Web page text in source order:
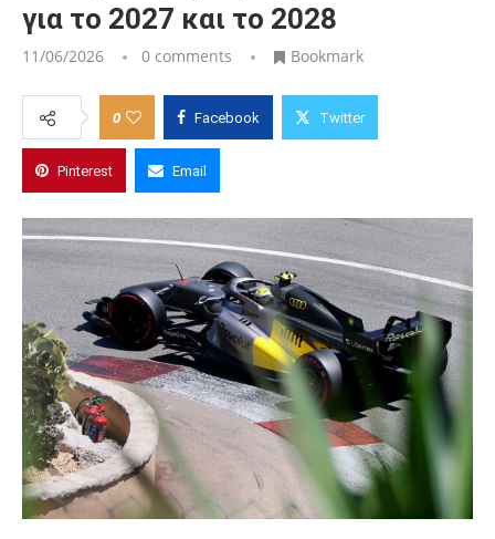
για το 2027 και το 2028
11/06/2026 0 comments Bookmark
0 Facebook Twitter
Pinterest Email